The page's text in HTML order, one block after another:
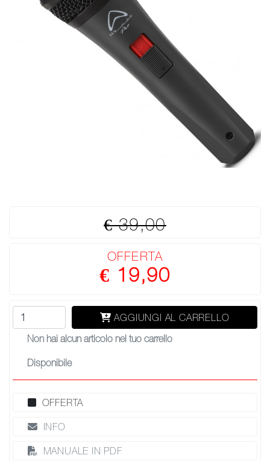
€ 39,00
OFFERTA
€ 19,90
AGGIUNGI AL CARRELLO
Non hai alcun articolo nel tuo carrello
Disponibile
OFFERTA
INFO
MANUALE IN PDF